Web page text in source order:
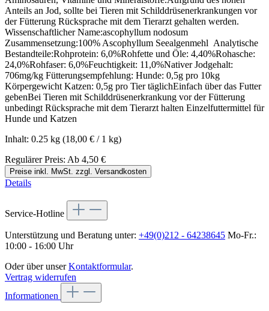
Anteils an Jod, sollte bei Tieren mit Schilddrüsenerkrankungen vor
der Fütterung Rücksprache mit dem Tierarzt gehalten werden.
Wissenschaftlicher Name:ascophyllum nodosum
Zusammensetzung:100% Ascophyllum Seealgenmehl Analytische
Bestandteile:Rohprotein: 6,0%Rohfette und Öle: 4,40%Rohasche:
24,0%Rohfaser: 6,0%Feuchtigkeit: 11,0%Nativer Jodgehalt:
706mg/kg Fütterungsempfehlung: Hunde: 0,5g pro 10kg
Körpergewicht Katzen: 0,5g pro Tier täglichEinfach über das Futter
gebenBei Tieren mit Schilddrüsenerkrankung vor der Fütterung
unbedingt Rücksprache mit dem Tierarzt halten Einzelfuttermittel für
Hunde und Katzen
Inhalt: 0.25 kg (18,00 € / 1 kg)
Regulärer Preis: Ab 4,50 €
Preise inkl. MwSt. zzgl. Versandkosten
Details
Service-Hotline
Unterstützung und Beratung unter: +49(0)212 - 64238645 Mo-Fr.:
10:00 - 16:00 Uhr
Oder über unserKontaktformular.
Vertrag widerrufen
Informationen